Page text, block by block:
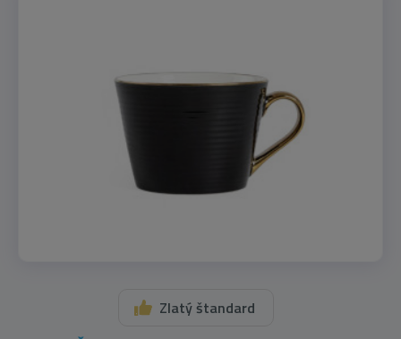
Zlatý štandard